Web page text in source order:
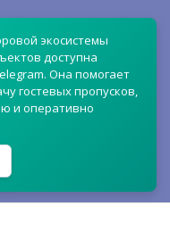
экосистемы
доступна
Она помогает
гостевых пропусков,
и оперативно